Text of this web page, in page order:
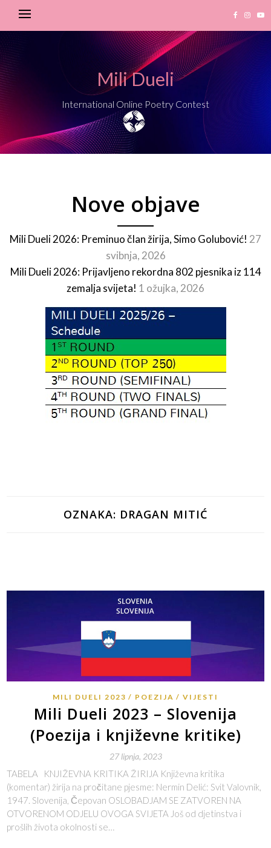
Mili Dueli
International Online Poetry Contest
Nove objave
Mili Dueli 2026: Preminuo član žirija, Simo Golubović! 27
svibnja, 2026
Mili Dueli 2026: Prijavljeno rekordna 802 pjesnika iz 114
zemalja svijeta! 1 ožujka, 2026
OZNAKA: DRAGAN MITIĆ
MILI DUELI 2023 POEZIJA VIJESTI
Mili Dueli 2023 – Slovenija
(Poezija i književne kritike)
27 lipnja, 2023
TABELA KNJIŽEVNA KRITIKA ŽIRIJA Književna kritika
(komentar) žirija na pročitane pjesme: Nermin Delić: Svit Valovnik,
1947. Slovenija, Čepovan OSLOBADJAM SE ZATVOREN NA
OTVORENOM ODJELU OVOGA SVIJETA Još od djetinstva i
prošlih života okolnosti se…